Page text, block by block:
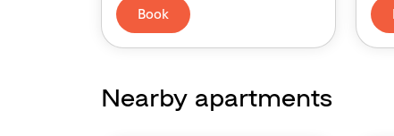
Book
Nearby apartments